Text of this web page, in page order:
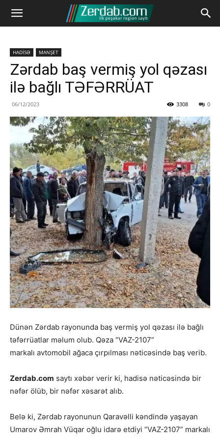
HADİSƏ MANŞET
Zərdab baş vermiş yol qəzası
ilə bağlı TƏFƏRRÜAT
06/12/2023 0
3308
Dünən Zərdab rayonunda baş vermiş yol qəzası ilə bağlı
təfərrüatlar məlum olub. Qəza “VAZ-2107”
markalı avtomobil ağaca çırpılması nəticəsində baş verib.
Zerdab.com saytı xəbər verir ki, hadisə nəticəsində bir
nəfər ölüb, bir nəfər xəsarət alıb.
Belə ki, Zərdab rayonunun Qaravəlli kəndində yaşayan
Umarov Əmrah Vüqar oğlu idarə etdiyi “VAZ-2107” markalı